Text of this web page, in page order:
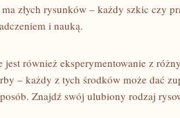
złych rysunków – każdy szkic czy
i nauką.
jest⁢ również eksperymentowanie z
– każdy z tych środków może dać
Znajdź swój ulubiony rodzaj